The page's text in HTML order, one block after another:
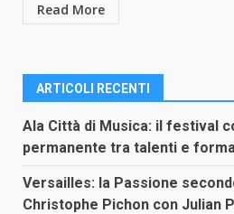
Read More
ARTICOLI RECENTI
Ala Città di Musica: il festival
permanente tra talenti e
Versailles: la Passione
Christophe Pichon con Julian